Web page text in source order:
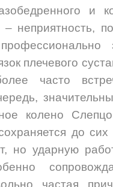
и
– неприятность,
плечевого
часто
колено
до
но ударную
частая